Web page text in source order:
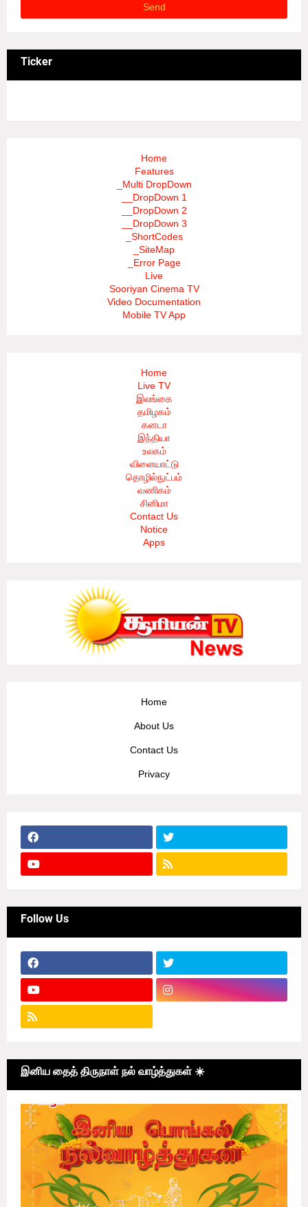
Ticker
Home
Features
_Multi DropDown
__DropDown 1
__DropDown 2
__DropDown 3
_ShortCodes
_SiteMap
_Error Page
Live
Sooriyan Cinema TV
Video Documentation
Mobile TV App
Home
Live TV
இலங்கை
தமிழகம்
கனடா
இந்தியா
உலகம்
விளையாட்டு
தொழில்நுட்பம்
வணிகம்
சினிமா
Contact Us
Notice
Apps
Home
About Us
Contact Us
Privacy
Follow Us
இனிய தைத் திருநாள் நல் வாழ்த்துகள் ☀️